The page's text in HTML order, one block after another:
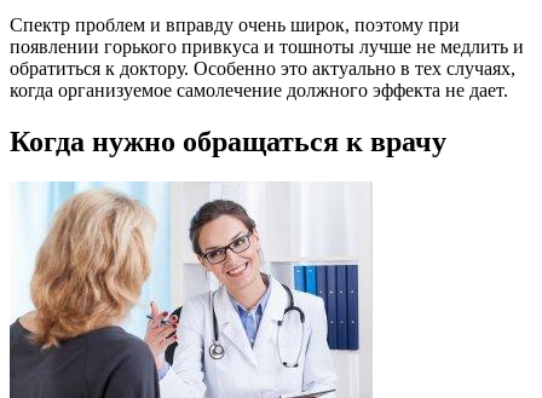
Спектр проблем и вправду очень широк, поэтому при
появлении горького привкуса и тошноты лучше не медлить и
обратиться к доктору. Особенно это актуально в тех случаях,
когда организуемое самолечение должного эффекта не дает.
Когда нужно обращаться к врачу